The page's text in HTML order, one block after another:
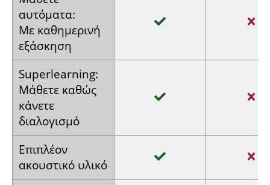
αυτόματα:
Με καθημερινή
εξάσκηση
Super­learning:
Μάθετε καθώς
κάνετε
διαλογισμό
Επιπλέον
ακουστικό υλικό